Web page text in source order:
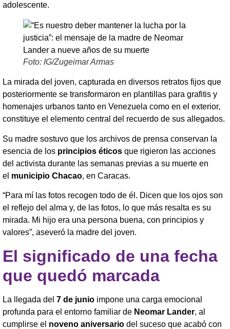
adolescente.
Foto: IG/Zugeimar Armas
La mirada del joven, capturada en diversos retratos fijos que
posteriormente se transformaron en plantillas para grafitis y
homenajes urbanos tanto en Venezuela como en el exterior,
constituye el elemento central del recuerdo de sus allegados.
Su madre sostuvo que los archivos de prensa conservan la
esencia de los principios éticos que rigieron las acciones
del activista durante las semanas previas a su muerte en
el municipio Chacao, en Caracas.
“Para mí las fotos recogen todo de él. Dicen que los ojos son
el reflejo del alma y, de las fotos, lo que más resalta es su
mirada. Mi hijo era una persona buena, con principios y
valores”, aseveró la madre del joven.
El significado de una fecha
que quedó marcada
La llegada del 7 de junio impone una carga emocional
profunda para el entorno familiar de Neomar Lander, al
cumplirse el noveno aniversario del suceso que acabó con